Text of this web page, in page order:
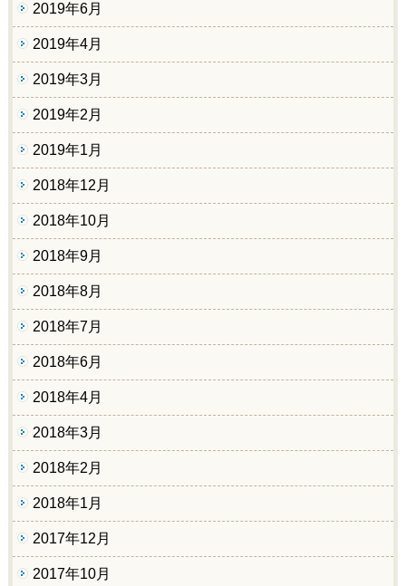
2019年6月
2019年4月
2019年3月
2019年2月
2019年1月
2018年12月
2018年10月
2018年9月
2018年8月
2018年7月
2018年6月
2018年4月
2018年3月
2018年2月
2018年1月
2017年12月
2017年10月